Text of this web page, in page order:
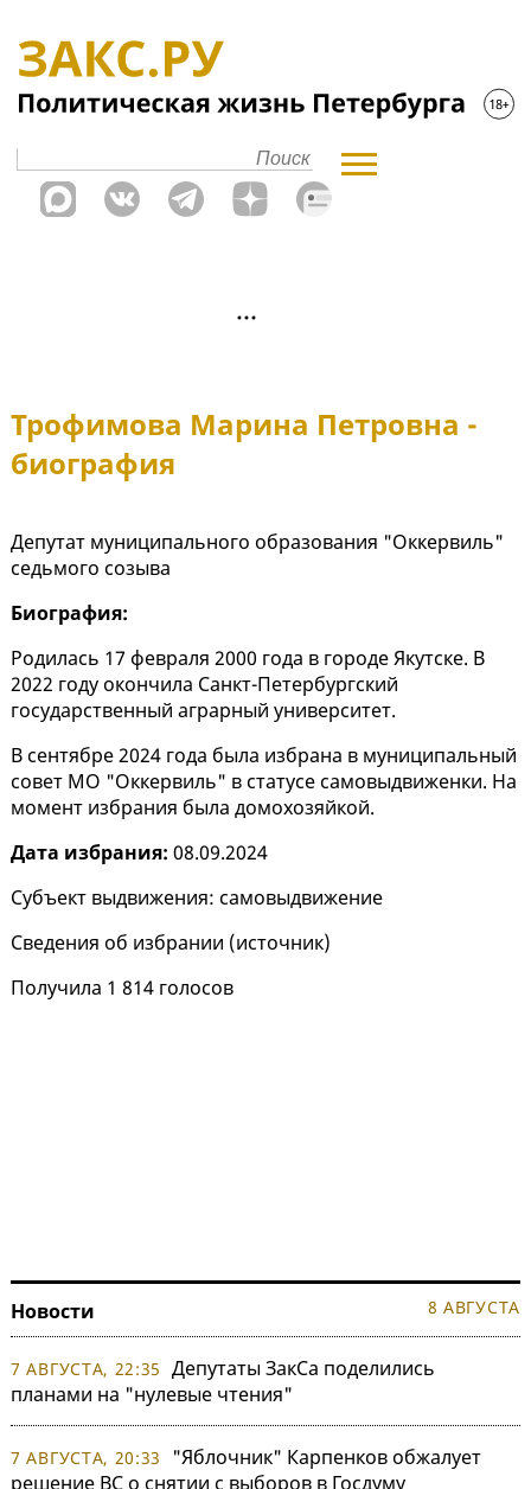
Трофимова Марина Петровна -
биография
Депутат муниципального образования "Оккервиль"
седьмого созыва
Биография:
Родилась 17 февраля 2000 года в городе Якутске. В
2022 году окончила Санкт-Петербургский
государственный аграрный университет.
В сентябре 2024 года была избрана в муниципальный
совет МО "Оккервиль" в статусе самовыдвиженки. На
момент избрания была домохозяйкой.
Дата избрания: 08.09.2024
Субъект выдвижения: самовыдвижение
Сведения об избрании (источник)
Получила 1 814 голосов
Новости 8 АВГУСТА
7 АВГУСТА, 22:35 Депутаты ЗакСа поделились
планами на "нулевые чтения"
7 АВГУСТА, 20:33
"Яблочник" Карпенков обжалует
решение ВС о снятии с выборов в Госдуму